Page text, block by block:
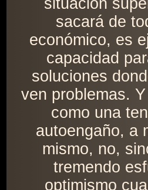
situación
sacará de
económico, es
capacidad
soluciones
ven problemas.
como una
autoengaño, a
mismo, no,
tremendo
optimismo